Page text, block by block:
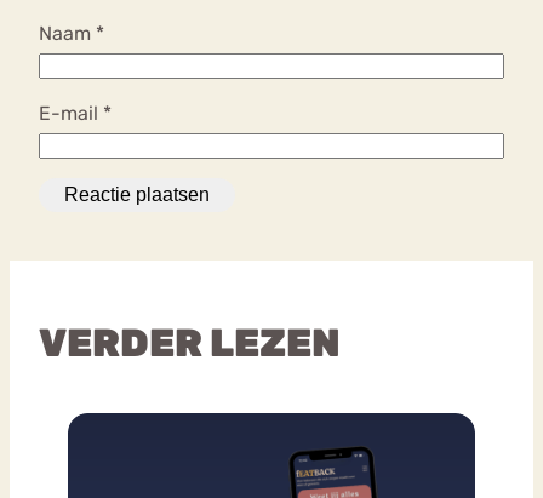
Naam *
E-mail *
VERDER LEZEN